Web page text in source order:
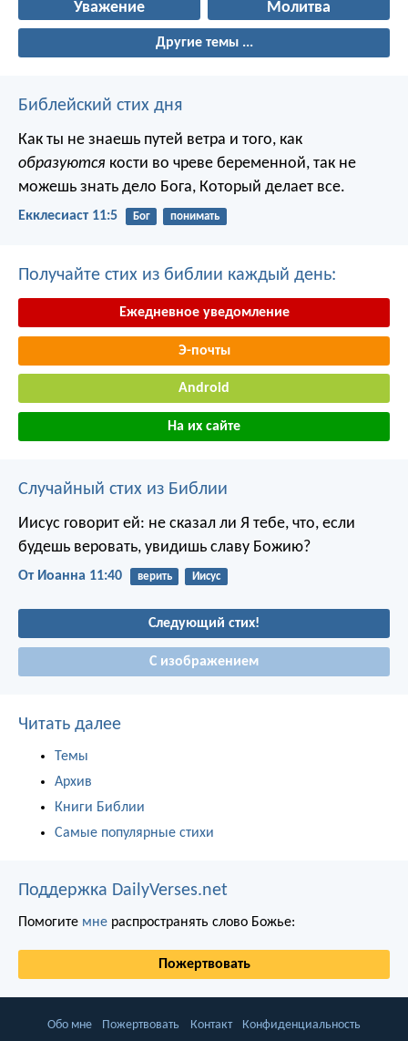
Уважение Молитва
Другие темы ...
Библейский стих дня
Как ты не знаешь путей ветра и того, как
образуются кости во чреве беременной, так не
можешь знать дело Бога, Который делает все.
Екклесиаст 11:5 Бог понимать
Получайте стих из библии каждый день:
Ежедневное уведомление
Э-почты
Android
На их сайте
Случайный стих из Библии
Иисус говорит ей: не сказал ли Я тебе, что, если
будешь веровать, увидишь славу Божию?
От Иоанна 11:40 верить Иисус
Следующий стих!
С изображением
Читать далее
Темы
Архив
Книги Библии
Самые популярные стихи
Поддержка DailyVerses.net
Помогите мне распространять слово Божье:
Пожертвовать
Обо мне Пожертвовать Контакт Конфиденциальность